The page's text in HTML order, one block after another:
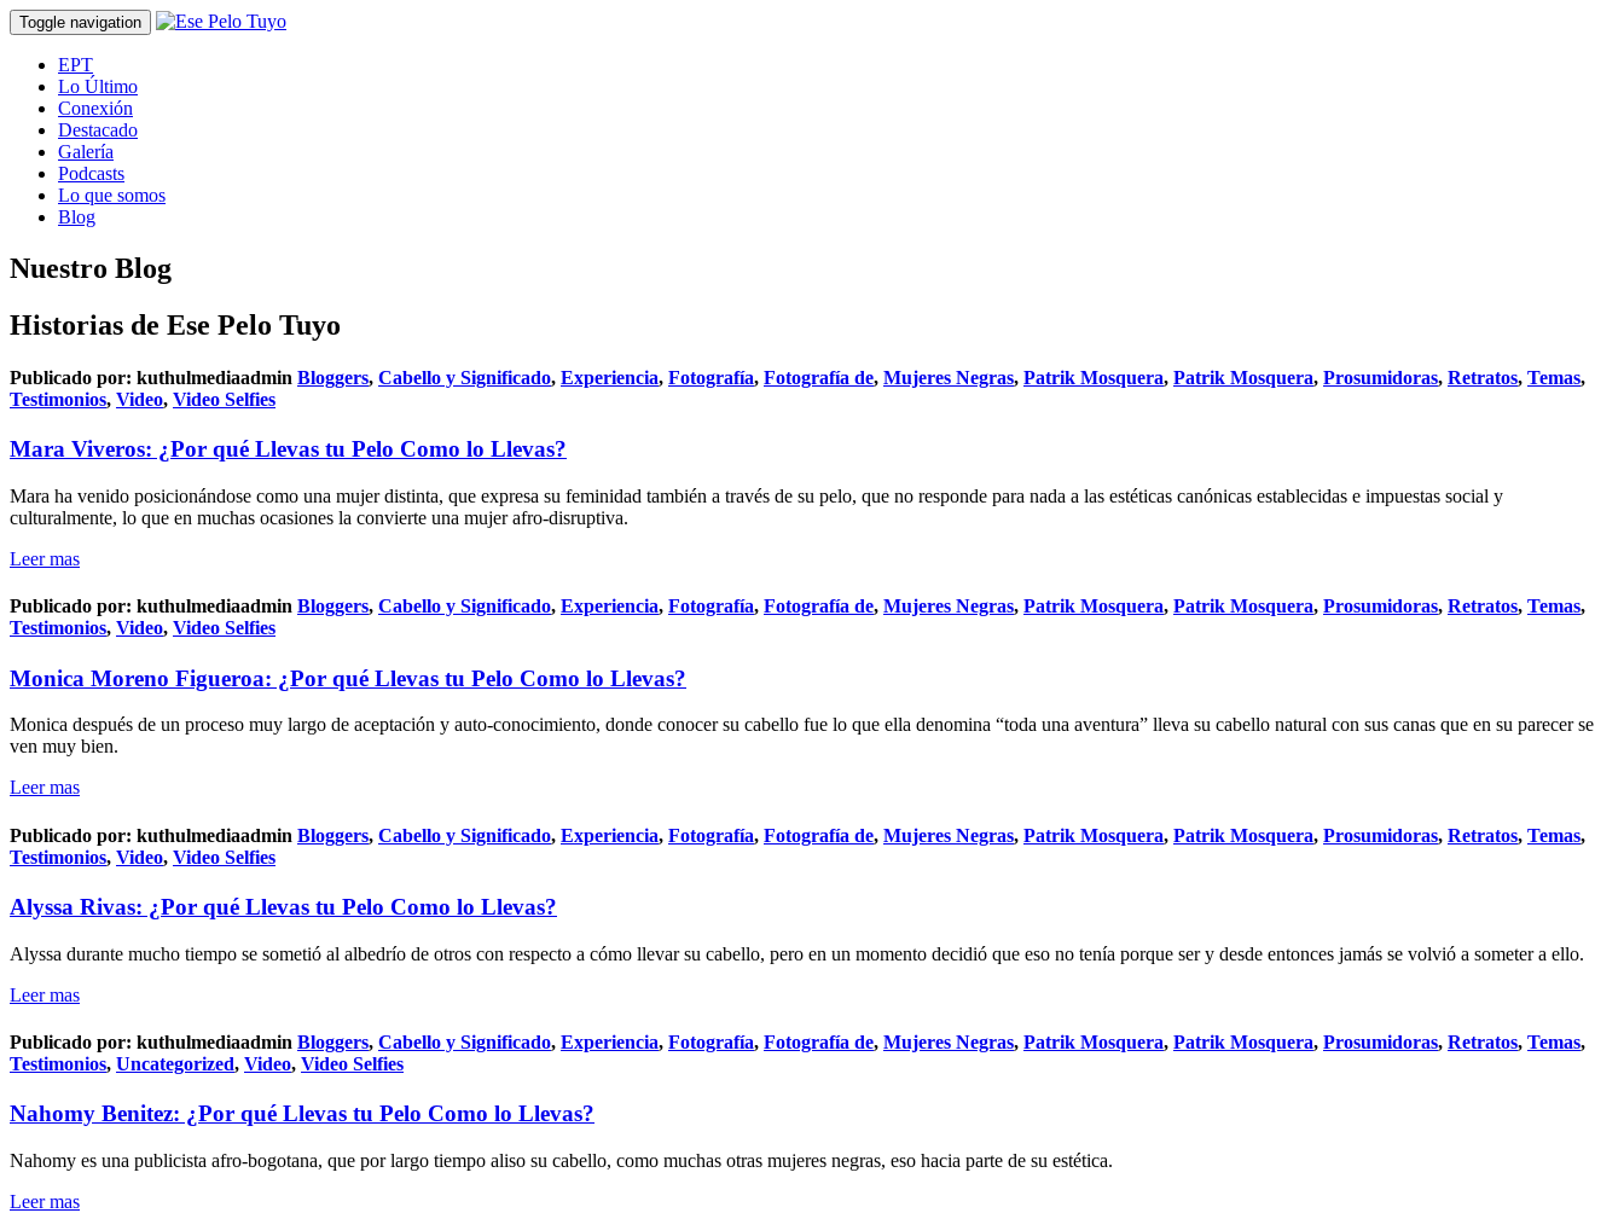
Toggle navigation
EPT
Lo Último
Conexión
Destacado
Galería
Podcasts
Lo que somos
Blog
Nuestro Blog
Historias de Ese Pelo Tuyo
Publicado por: kuthulmediaadmin Bloggers, Cabello y Significado, Experiencia, Fotografía, Fotografía de, Mujeres Negras, Patrik Mosquera, Patrik Mosquera, Prosumidoras, Retratos, Temas,
Testimonios, Video, Video Selfies
Mara Viveros: ¿Por qué Llevas tu Pelo Como lo Llevas?
Mara ha venido posicionándose como una mujer distinta, que expresa su feminidad también a través de su pelo, que no responde para nada a las estéticas canónicas establecidas e impuestas social y
culturalmente, lo que en muchas ocasiones la convierte una mujer afro-disruptiva.
Leer mas
Publicado por: kuthulmediaadmin Bloggers, Cabello y Significado, Experiencia, Fotografía, Fotografía de, Mujeres Negras, Patrik Mosquera, Patrik Mosquera, Prosumidoras, Retratos, Temas,
Testimonios, Video, Video Selfies
Monica Moreno Figueroa: ¿Por qué Llevas tu Pelo Como lo Llevas?
Monica después de un proceso muy largo de aceptación y auto-conocimiento, donde conocer su cabello fue lo que ella denomina “toda una aventura” lleva su cabello natural con sus canas que en su parecer se
ven muy bien.
Leer mas
Publicado por: kuthulmediaadmin Bloggers, Cabello y Significado, Experiencia, Fotografía, Fotografía de, Mujeres Negras, Patrik Mosquera, Patrik Mosquera, Prosumidoras, Retratos, Temas,
Testimonios, Video, Video Selfies
Alyssa Rivas: ¿Por qué Llevas tu Pelo Como lo Llevas?
Alyssa durante mucho tiempo se sometió al albedrío de otros con respecto a cómo llevar su cabello, pero en un momento decidió que eso no tenía porque ser y desde entonces jamás se volvió a someter a ello.
Leer mas
Publicado por: kuthulmediaadmin Bloggers, Cabello y Significado, Experiencia, Fotografía, Fotografía de, Mujeres Negras, Patrik Mosquera, Patrik Mosquera, Prosumidoras, Retratos, Temas,
Testimonios, Uncategorized, Video, Video Selfies
Nahomy Benitez: ¿Por qué Llevas tu Pelo Como lo Llevas?
Nahomy es una publicista afro-bogotana, que por largo tiempo aliso su cabello, como muchas otras mujeres negras, eso hacia parte de su estética.
Leer mas